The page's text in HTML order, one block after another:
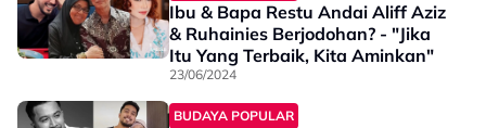
Ibu & Bapa Restu Andai Aliff Aziz
& Ruhainies Berjodohan? - "Jika
Itu Yang Terbaik, Kita Aminkan"
23/06/2024
BUDAYA POPULAR